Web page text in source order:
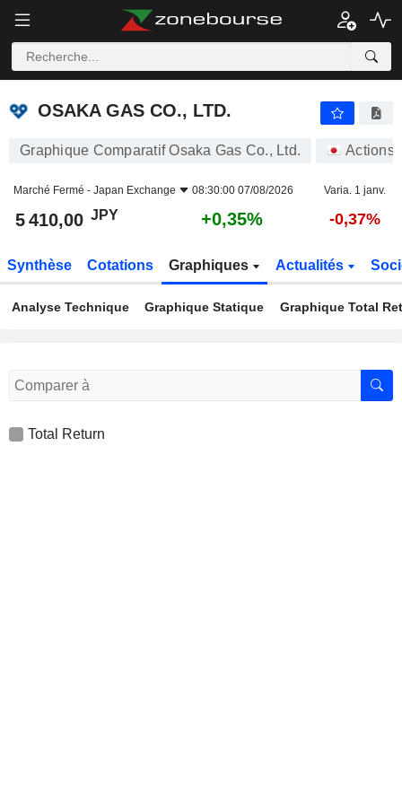
OSAKA GAS CO., LTD.
OSAKA GAS CO., LTD.
Graphique Comparatif Osaka Gas Co., Ltd. Actions
Marché Fermé - Japan Exchange 08:30:00 07/08/2026 Varia. 1 janv.
5 410,00 JPY +0,35% -0,37%
Synthèse Cotations Graphiques Actualités
Analyse Technique Graphique Statique Graphique Total
Total Return